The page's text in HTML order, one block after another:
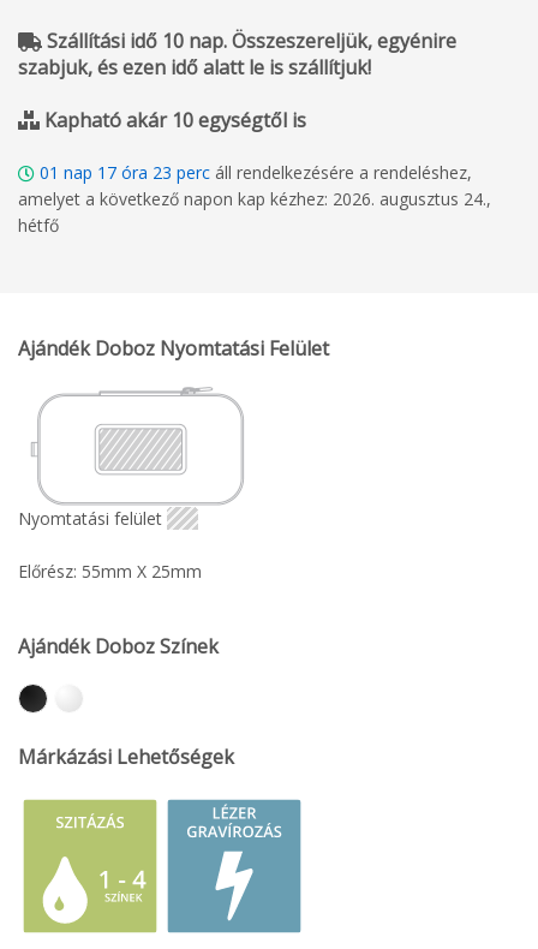
Szállítási idő 10 nap. Összeszereljük, egyénire
szabjuk, és ezen idő alatt le is szállítjuk!
Kapható akár 10 egységtől is
01 nap 17 óra 23 perc áll rendelkezésére a rendeléshez,
amelyet a következő napon kap kézhez: 2026. augusztus 24.,
hétfő
Ajándék Doboz Nyomtatási Felület
Nyomtatási felület
Előrész: 55mm X 25mm
Ajándék Doboz Színek
Márkázási Lehetőségek